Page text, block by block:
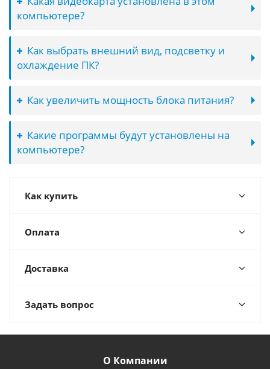
компьютере?
Как выбрать внешний вид, подсветку и
охлаждение ПК?
Как увеличить мощность блока питания?
Какие программы будут установлены на
компьютере?
Как купить
Оплата
Доставка
Задать вопрос
О Компании